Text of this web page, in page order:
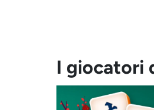
I giocatori